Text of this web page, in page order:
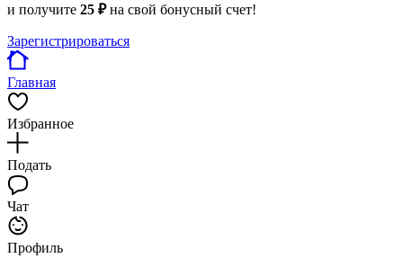
и получите 25 ₽на свой бонусный счет!
Зарегистрироваться
Главная
Избранное
Подать
Чат
Профиль